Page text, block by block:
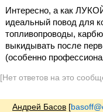
Интересно, а как
идеальный повод для
топливопроводы,
выкидывать после
(особенно
[Нет ответов на это
Андрей Басов [